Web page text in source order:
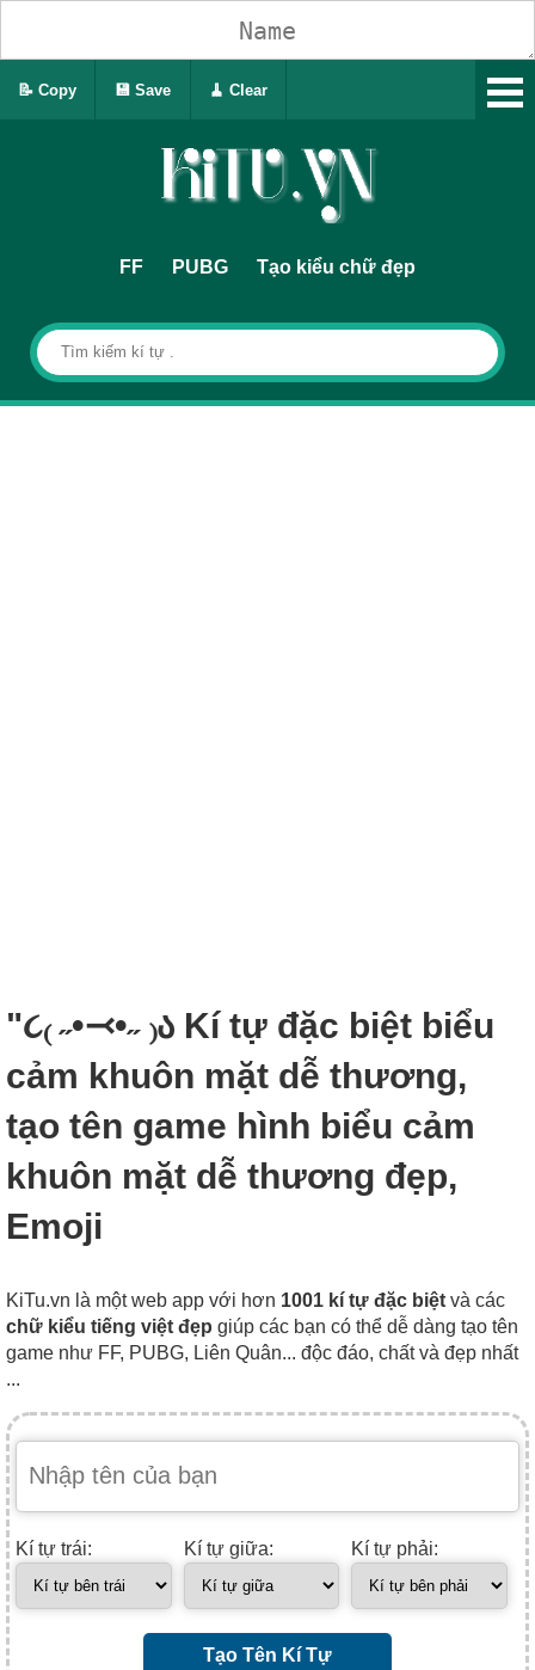
FF PUBG Tạo kiểu chữ đẹp
"૮₍ ˶•⤙•˶ ₎ა Kí tự đặc biệt biểu
cảm khuôn mặt dễ thương,
tạo tên game hình biểu cảm
khuôn mặt dễ thương đẹp,
Emoji
KiTu.vn là một web app với hơn 1001 kí tự đặc biệt và các
chữ kiểu tiếng việt đẹp giúp các bạn có thể dễ dàng tạo tên
game như FF, PUBG, Liên Quân... độc đáo, chất và đẹp nhất
...
Kí tự trái: Kí tự giữa: Kí tự phải:
Tạo Tên Kí Tự
📝 Copy 💾 Save 🧹 Clear